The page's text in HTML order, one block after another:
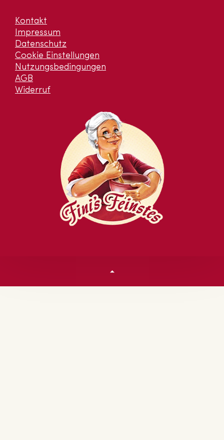
Kontakt
Impressum
Datenschutz
Cookie Einstellungen
Nutzungsbedingungen
AGB
Widerruf